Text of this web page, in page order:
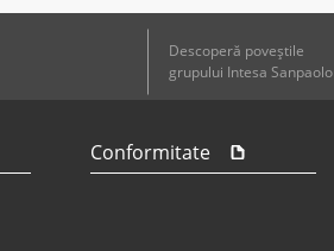
activitatea economico-financiară
Descoperă poveştile
grupului Intesa Sanpaolo
Conformitate